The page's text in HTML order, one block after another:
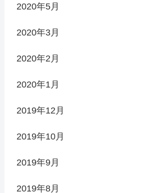
2020年5月
2020年3月
2020年2月
2020年1月
2019年12月
2019年10月
2019年9月
2019年8月